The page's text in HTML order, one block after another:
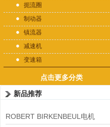
扼流圈
制动器
镇流器
减速机
变速箱
点击更多分类
新品推荐
ROBERT BIRKENBEUL电机